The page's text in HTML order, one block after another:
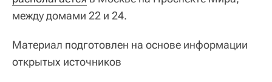
между домами 22 и 24.
Материал подготовлен на основе информации
открытых источников